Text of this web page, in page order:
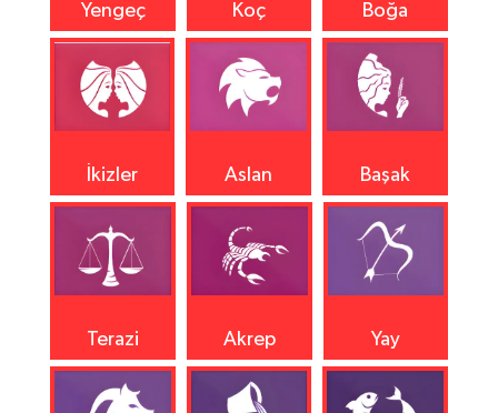
Yengeç Koç Boğa
İkizler Aslan Başak
Terazi Akrep Yay